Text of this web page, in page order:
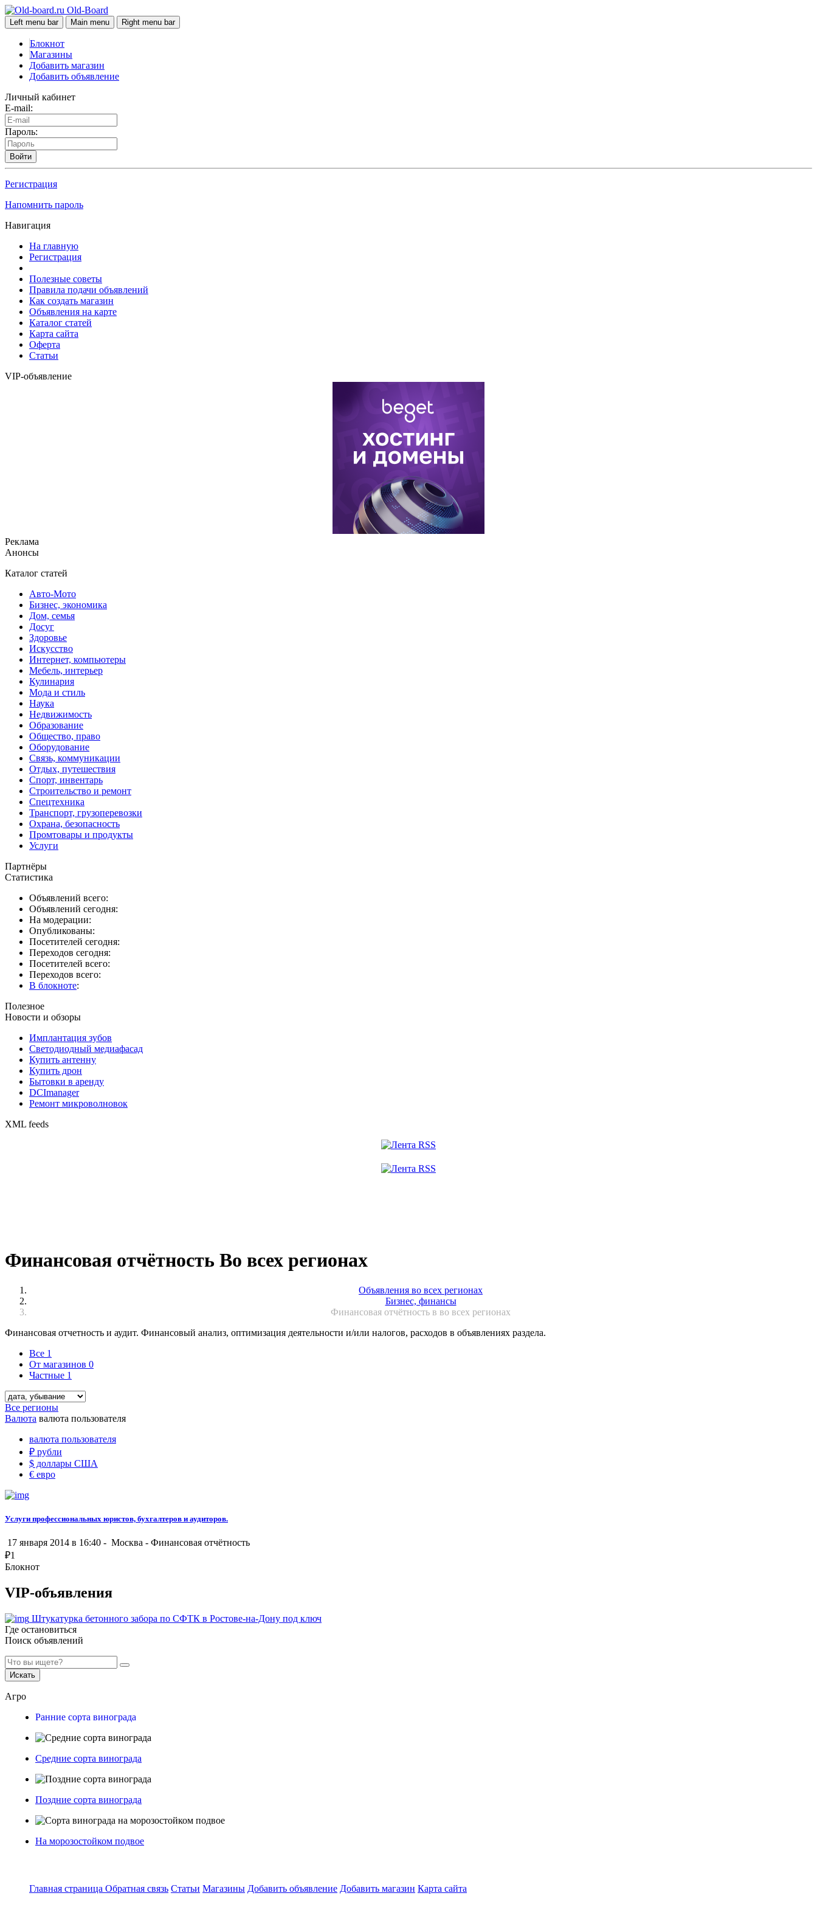
Old-Board
Left menu bar Main menu Right menu bar
Блокнот
Магазины
Добавить магазин
Добавить объявление
Личный кабинет
E-mail:
Пароль:
Войти
Регистрация
Напомнить пароль
Навигация
На главную
Регистрация
Полезные советы
Правила подачи объявлений
Как создать магазин
Объявления на карте
Каталог статей
Карта сайта
Оферта
Статьи
VIP-объявление
Реклама
Анонсы
Каталог статей
Авто-Мото
Бизнес, экономика
Дом, семья
Досуг
Здоровье
Искусство
Интернет, компьютеры
Мебель, интерьер
Кулинария
Мода и стиль
Наука
Недвижимость
Образование
Общество, право
Оборудование
Связь, коммуникации
Отдых, путешествия
Спорт, инвентарь
Строительство и ремонт
Спецтехника
Транспорт, грузоперевозки
Охрана, безопасность
Промтовары и продукты
Услуги
Партнёры
Статистика
Объявлений всего:
Объявлений сегодня:
На модерации:
Опубликованы:
Посетителей сегодня:
Переходов сегодня:
Посетителей всего:
Переходов всего:
В блокноте:
Полезное
Новости и обзоры
Имплантация зубов
Светодиодный медиафасад
Купить антенну
Купить дрон
Бытовки в аренду
DCImanager
Ремонт микроволновок
XML feeds
Финансовая отчётность Во всех регионах
Объявления во всех регионах
Бизнес, финансы
Финансовая отчётность в во всех регионах
Финансовая отчетность и аудит. Финансовый анализ, оптимизация деятельности и/или налогов, расходов в объявлениях раздела.
Все 1
От магазинов 0
Частные 1
Все регионы
Валюта валюта пользователя
валюта пользователя
₽ рубли
$ доллары США
€ евро
Услуги профессиональных юристов, бухгалтеров и аудиторов.
17 января 2014 в 16:40 - Москва - Финансовая отчётность
₽1
Блокнот
VIP-объявления
Штукатурка бетонного забора по СФТК в Ростове-на-Дону под ключ
Где остановиться
Поиск объявлений
Искать
Агро
Ранние сорта винограда
Средние сорта винограда
Поздние сорта винограда
На морозостойком подвое
Главная страница Обратная связь Статьи Магазины Добавить объявление Добавить магазин Карта сайта